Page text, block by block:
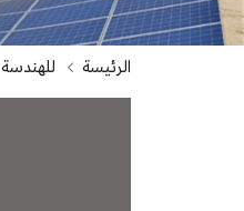
الرئيسة للهندسة